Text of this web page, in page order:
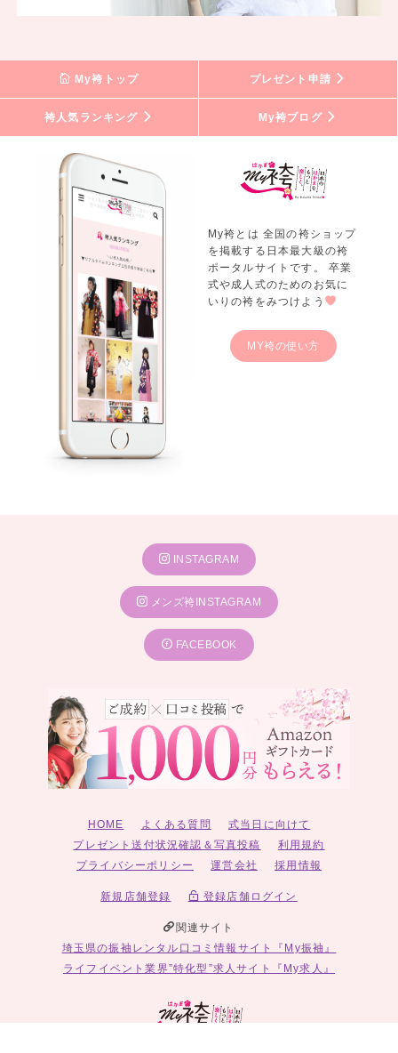
My袴トップ プレゼント申請
袴人気ランキング My袴ブログ
My袴とは 全国の袴ショップ
を掲載する日本最大級の袴
ポータルサイトです。 卒業
式や成人式のためのお気に
いりの袴をみつけよう
MY袴の使い方
INSTAGRAM
メンズ袴INSTAGRAM
FACEBOOK
HOME よくある質問
式当日に向けて
プレゼント送付状況確認＆写真投稿
利用規約
プライバシーポリシー
運営会社 採用情報
新規店舗登録 登録店舗ログイン
関連サイト
埼玉県の振袖レンタル口コミ情報サイト『My振袖』
ライフイベント業界”特化型”求人サイト『My求人』